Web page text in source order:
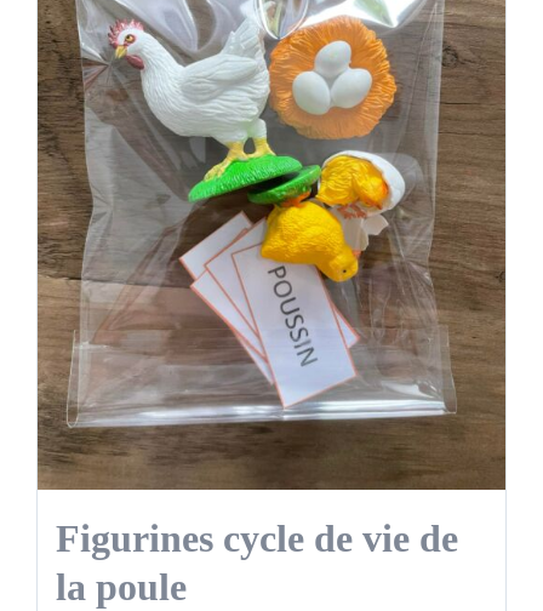
Bag 0
Mon compte
Figurines cycle de vie de
la poule